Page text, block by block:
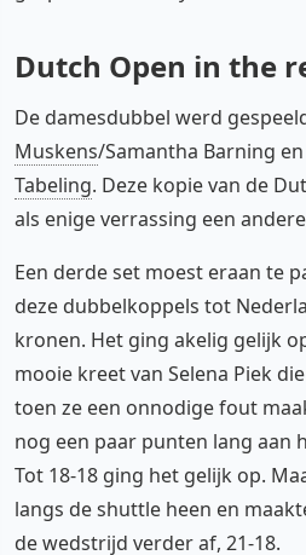
Dutch Open in the
De damesdubbel werd
Muskens/Samantha Barning
Tabeling. Deze kopie van de
als enige verrassing een
Een derde set moest eraan te
deze dubbelkoppels tot
kronen. Het ging akelig gelijk
mooie kreet van Selena Piek
toen ze een onnodige fout
nog een paar punten lang aan
Tot 18-18 ging het gelijk op.
langs de shuttle heen en
de wedstrijd verder af, 21-18.